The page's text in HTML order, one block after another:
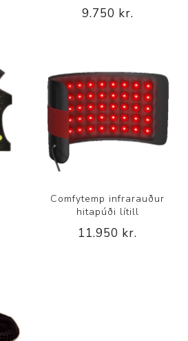
9.750 kr.
Comfytemp infrarauður
hitapúði lítill
11.950 kr.